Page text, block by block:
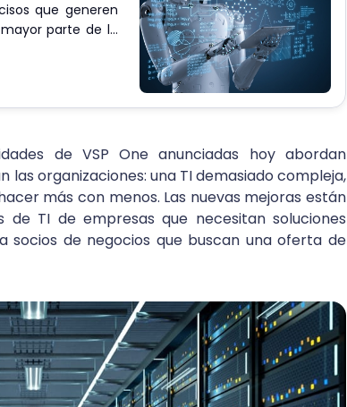
que generen
parte de la
de VSP One anunciadas hoy abordan
organizaciones: una TI demasiado compleja,
más con menos. Las nuevas mejoras están
TI de empresas que necesitan soluciones
socios de negocios que buscan una oferta de